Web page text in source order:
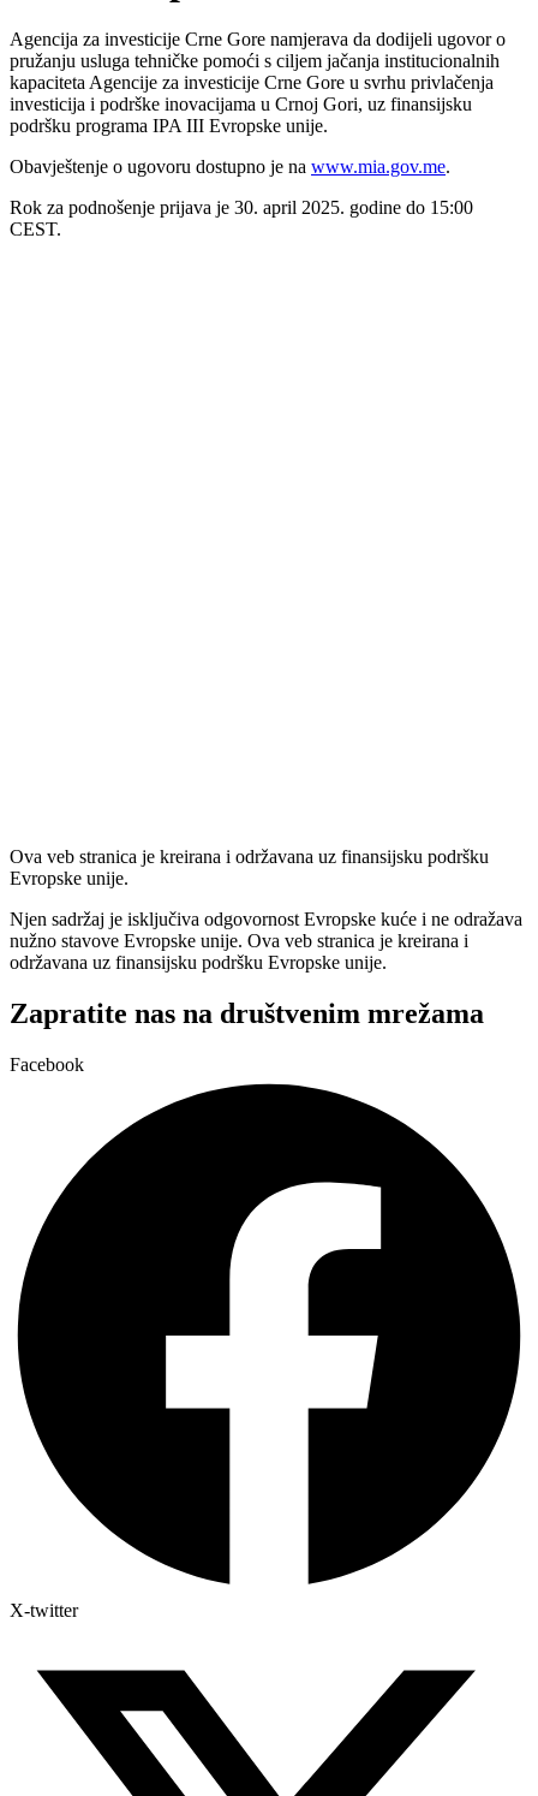
Agencija za investicije Crne Gore namjerava da dodijeli ugovor o
pružanju usluga tehničke pomoći s ciljem jačanja institucionalnih
kapaciteta Agencije za investicije Crne Gore u svrhu privlačenja
investicija i podrške inovacijama u Crnoj Gori, uz finansijsku
podršku programa IPA III Evropske unije.
Obavještenje o ugovoru dostupno je na www.mia.gov.me.
Rok za podnošenje prijava je 30. april 2025. godine do 15:00
CEST.
Ova veb stranica je kreirana i održavana uz finansijsku podršku
Evropske unije.
Njen sadržaj je isključiva odgovornost Evropske kuće i ne odražava
nužno stavove Evropske unije. Ova veb stranica je kreirana i
održavana uz finansijsku podršku Evropske unije.
Zapratite nas na društvenim mrežama
Facebook
X-twitter